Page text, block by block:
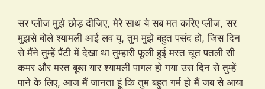
सर प्लीज मुझे छोड़ दीजिए, मेरे साथ ये सब मत करिए प्लीज, सर
मुझसे बोले श्यामली आई लव यू, तुम मुझे बहुत पसंद हो, जिस दिन
से मैंने तुम्हें पैंटी में देखा था तुम्हारी फूली हुई मस्त चूत पतली सी
कमर और मस्त बूब्स यार श्यामली पागल हो गया उस दिन से तुम्हें
पाने के लिए, आज मैं जानता हूं कि तुम बहुत गर्म हो मैं जब से आया